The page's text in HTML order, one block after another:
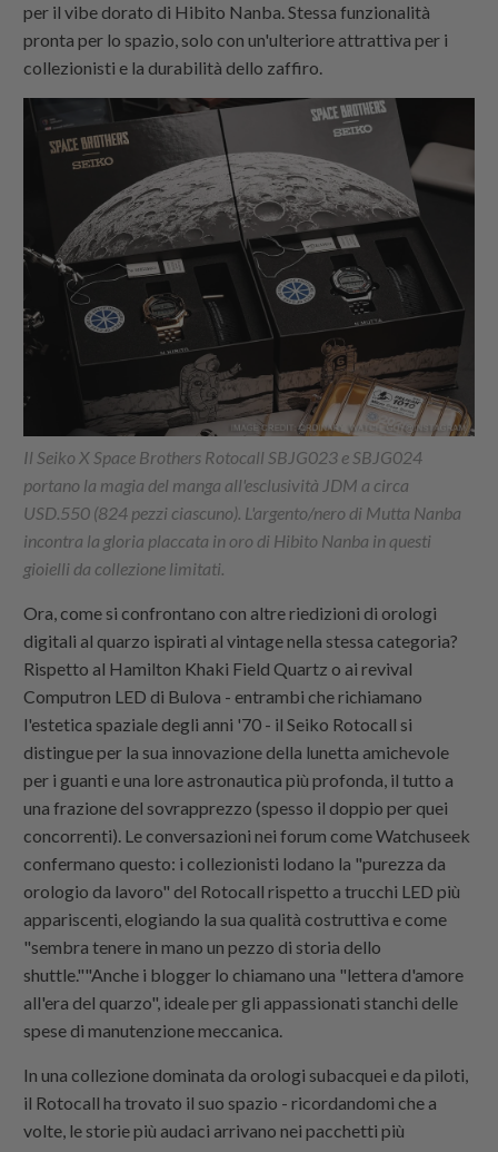
per il vibe dorato di Hibito Nanba. Stessa funzionalità
pronta per lo spazio, solo con un'ulteriore attrattiva per i
collezionisti e la durabilità dello zaffiro.
Il Seiko X Space Brothers Rotocall SBJG023 e SBJG024
portano la magia del manga all'esclusività JDM a circa
USD.550 (824 pezzi ciascuno). L'argento/nero di Mutta Nanba
incontra la gloria placcata in oro di Hibito Nanba in questi
gioielli da collezione limitati.
Ora, come si confrontano con altre riedizioni di orologi
digitali al quarzo ispirati al vintage nella stessa categoria?
Rispetto al Hamilton Khaki Field Quartz o ai revival
Computron LED di Bulova - entrambi che richiamano
l'estetica spaziale degli anni '70 - il Seiko Rotocall si
distingue per la sua innovazione della lunetta amichevole
per i guanti e una lore astronautica più profonda, il tutto a
una frazione del sovrapprezzo (spesso il doppio per quei
concorrenti). Le conversazioni nei forum come Watchuseek
confermano questo: i collezionisti lodano la "purezza da
orologio da lavoro" del Rotocall rispetto a trucchi LED più
appariscenti, elogiando la sua qualità costruttiva e come
"sembra tenere in mano un pezzo di storia dello
shuttle.""Anche i blogger lo chiamano una "lettera d'amore
all'era del quarzo", ideale per gli appassionati stanchi delle
spese di manutenzione meccanica.
In una collezione dominata da orologi subacquei e da piloti,
il Rotocall ha trovato il suo spazio - ricordandomi che a
volte, le storie più audaci arrivano nei pacchetti più